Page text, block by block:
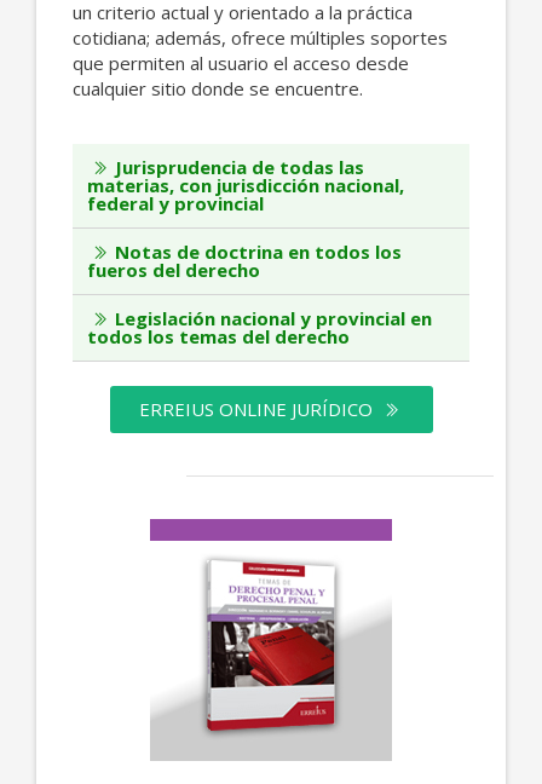
un criterio actual y orientado a la práctica
cotidiana; además, ofrece múltiples soportes
que permiten al usuario el acceso desde
cualquier sitio donde se encuentre.
Jurisprudencia de todas las
materias, con jurisdicción nacional,
federal y provincial
Notas de doctrina en todos los
fueros del derecho
Legislación nacional y provincial en
todos los temas del derecho
ERREIUS ONLINE JURÍDICO